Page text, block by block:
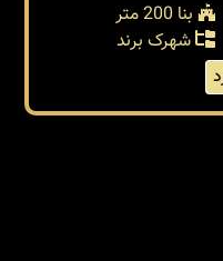
بنا 200 متر
شهرک برند